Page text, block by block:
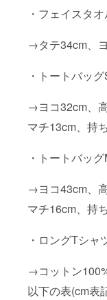
・フェイスタ
→タテ34cm、
・トートバッグ
→ヨコ32cm、高
マチ13cm、持
・トートバッ
→ヨコ43cm、高
マチ16cm、持
・ロングTシャ
→コットン
以下の表(cm表